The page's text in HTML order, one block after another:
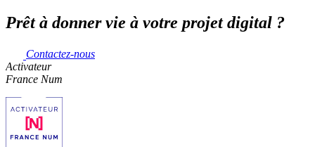
Prêt à donner vie à votre projet digital ?
Contactez-nous
Activateur
France Num